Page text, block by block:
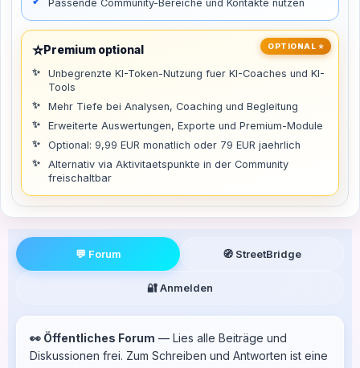
Passende Community-Bereiche und Kontakte nutzen
OPTIONAL ⭐
⭐Premium optional
Unbegrenzte KI-Token-Nutzung fuer KI-Coaches und KI-
Tools
Mehr Tiefe bei Analysen, Coaching und Begleitung
Erweiterte Auswertungen, Exporte und Premium-Module
Optional: 9,99 EUR monatlich oder 79 EUR jaehrlich
Alternativ via Aktivitaetspunkte in der Community
freischaltbar
💬 Forum 🧭 StreetBridge
🔐 Anmelden
👀 Öffentliches Forum — Lies alle Beiträge und
Diskussionen frei. Zum Schreiben und Antworten ist eine